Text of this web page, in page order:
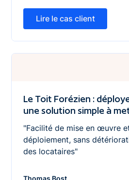
Lire le cas client
Lire le cas client
Le Toit Forézien :
une solution simple à
"Facilité de mise en œuvre
déploiement, sans
des locataires"